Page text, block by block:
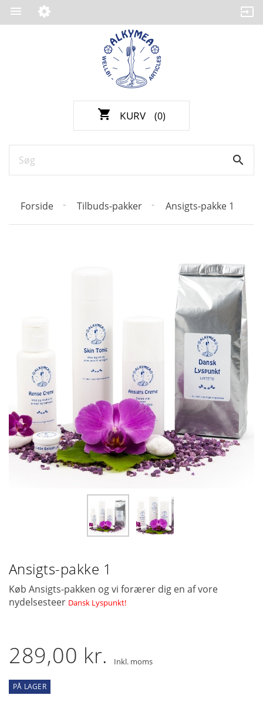

shopping_cart KURV (0)

Forside Tilbuds-pakker Ansigts-pakke 1
Ansigts-pakke 1
Køb Ansigts-pakken og vi forærer dig en af vore
nydelsesteer Dansk Lyspunkt!
289,00 kr. Inkl. moms
PÅ LAGER